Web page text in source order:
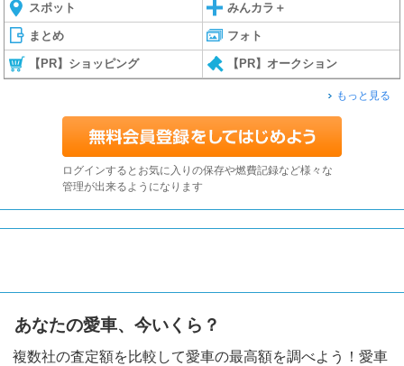
スポット みんカラ＋
まとめ フォト
【PR】ショッピング 【PR】オークション
もっと見る
ログインするとお気に入りの保存や燃費記録など様々な
管理が出来るようになります
あなたの愛車、今いくら？
複数社の査定額を比較して愛車の最高額を調べよう！愛車